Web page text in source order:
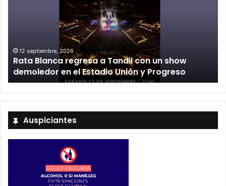
12 septiembre, 2026
Rata Blanca regresa a Tandil con un show
demoledor en el Estadio Unión y Progreso
Auspiciantes